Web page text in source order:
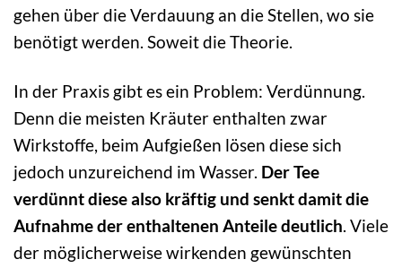
gehen über die Verdauung an die Stellen, wo sie
benötigt werden. Soweit die Theorie.
In der Praxis gibt es ein Problem: Verdünnung.
Denn die meisten Kräuter enthalten zwar
Wirkstoffe, beim Aufgießen lösen diese sich
jedoch unzureichend im Wasser. Der Tee
verdünnt diese also kräftig und senkt damit die
Aufnahme der enthaltenen Anteile deutlich. Viele
der möglicherweise wirkenden gewünschten